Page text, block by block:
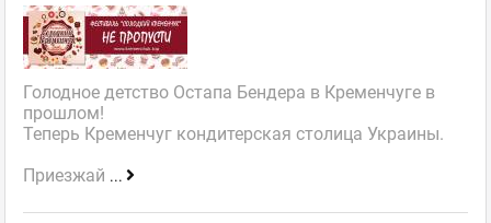
Голодное детство Остапа Бендера в Кременчуге в
прошлом!
Теперь Кременчуг кондитерская столица Украины.
Приезжай ...